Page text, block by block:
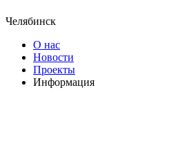
Челябинск
О нас
Новости
Проекты
Информация